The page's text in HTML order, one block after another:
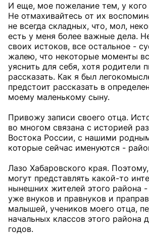
И еще, мое пожелание тем, у
Не отмахивайтесь от их
не всегда складных, что, мол,
есть у меня более важные дела.
своих истоков, все остальное -
жалею, что некоторые моменты
уяснить для себя, хотя родители
рассказать. Как я был
предстоит рассказать в
моему маленькому сыну.
Привожу записи своего отца.
во многом связана с историей
Востока России, с нашими
которые сейчас именуются -
Лазо Хабаровского края.
могут представлять какой-то
нынешних жителей этого района -
уже внуков и правнуков и
малышей, учеников моего отца,
начальных классов этого района
годов.